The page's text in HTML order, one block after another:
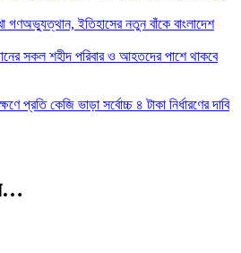
গণঅভ্যুত্থান, ইতিহাসের নতুন বাঁকে বাংলাদেশ
সকল শহীদ পরিবার ও আহতদের পাশে থাকবে
প্রতি কেজি ভাড়া সর্বোচ্চ ৪ টাকা নির্ধারণের দাবি